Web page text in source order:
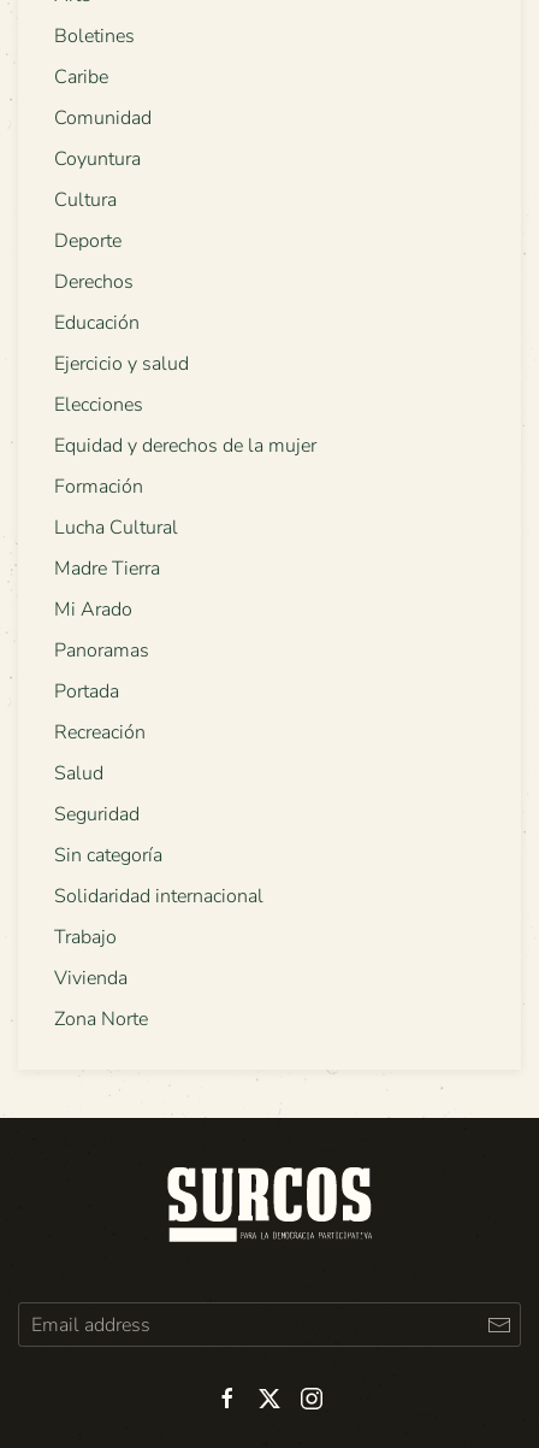
Boletines
Caribe
Comunidad
Coyuntura
Cultura
Deporte
Derechos
Educación
Ejercicio y salud
Elecciones
Equidad y derechos de la mujer
Formación
Lucha Cultural
Madre Tierra
Mi Arado
Panoramas
Portada
Recreación
Salud
Seguridad
Sin categoría
Solidaridad internacional
Trabajo
Vivienda
Zona Norte